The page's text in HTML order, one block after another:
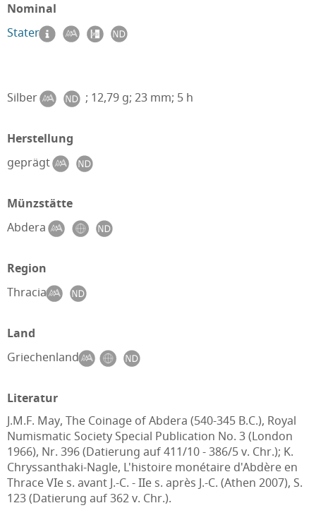
Nominal
Stater
Silber ; 12,79 g; 23 mm; 5 h
Herstellung
geprägt
Münzstätte
Abdera
Region
Thracia
Land
Griechenland
Literatur
J.M.F. May, The Coinage of Abdera (540-345 B.C.), Royal
Numismatic Society Special Publication No. 3 (London
1966), Nr. 396 (Datierung auf 411/10 - 386/5 v. Chr.); K.
Chryssanthaki-Nagle, L'histoire monétaire d'Abdère en
Thrace VIe s. avant J.-C. - IIe s. après J.-C. (Athen 2007), S.
123 (Datierung auf 362 v. Chr.).